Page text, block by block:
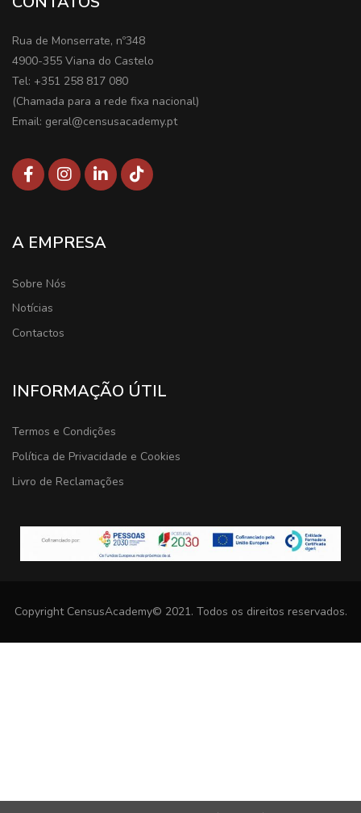
Rua de Monserrate, nº348
4900-355 Viana do Castelo
Tel: +351 258 817 080
(Chamada para a rede fixa nacional)
Email: geral@censusacademy.pt
A EMPRESA
Sobre Nós
Notícias
Contactos
INFORMAÇÃO ÚTIL
Termos e Condições
Política de Privacidade e Cookies
Livro de Reclamações
Copyright CensusAcademy© 2021. Todos os direitos reservados.